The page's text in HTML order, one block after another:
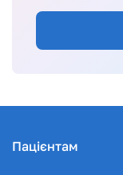
Пацієнтам